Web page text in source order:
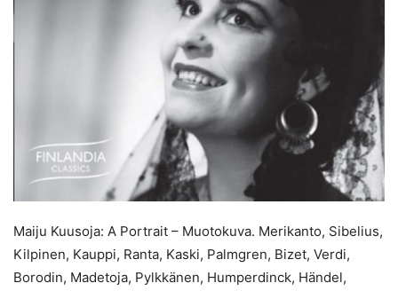
Maiju Kuusoja: A Portrait – Muotokuva. Merikanto, Sibelius,
Kilpinen, Kauppi, Ranta, Kaski, Palmgren, Bizet, Verdi,
Borodin, Madetoja, Pylkkänen, Humperdinck, Händel,